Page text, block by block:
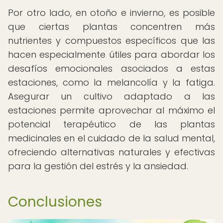
Por otro lado, en otoño e invierno, es posible
que ciertas plantas concentren más
nutrientes y compuestos específicos que las
hacen especialmente útiles para abordar los
desafíos emocionales asociados a estas
estaciones, como la melancolía y la fatiga.
Asegurar un cultivo adaptado a las
estaciones permite aprovechar al máximo el
potencial terapéutico de las plantas
medicinales en el cuidado de la salud mental,
ofreciendo alternativas naturales y efectivas
para la gestión del estrés y la ansiedad.
Conclusiones